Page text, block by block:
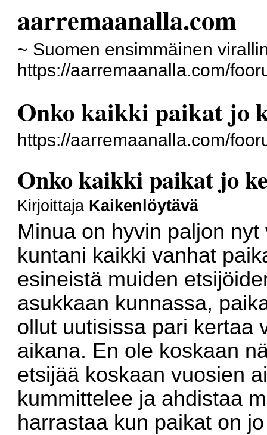
aarremaanalla.com
~ Suomen ensimmäinen
https://aarremaanalla.com/
Onko kaikki paikat jo
https://aarremaanalla.com/
Onko kaikki paikat jo
Kirjoittaja Kaikenlöytävä
Minua on hyvin paljon
kuntani kaikki vanhat
esineistä muiden
asukkaan kunnassa,
ollut uutisissa pari kertaa
aikana. En ole koskaan
etsijää koskaan vuosien
kummittelee ja ahdistaa
harrastaa kun paikat on